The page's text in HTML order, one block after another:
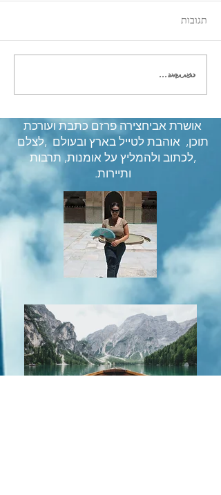
תגובות
כתיבת תגובה...
אושרת אביחצירה פרזם כתבת ועורכת
תוכן, אוהבת לטייל בארץ ובעולם ,לצלם
,לכתוב ולהמליץ על אומנות, תרבות
ותיירות.